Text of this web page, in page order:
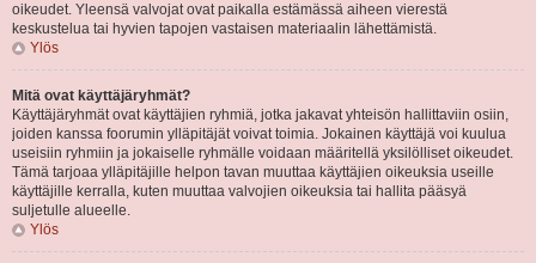
oikeudet. Yleensä valvojat ovat paikalla estämässä aiheen vierestä
keskustelua tai hyvien tapojen vastaisen materiaalin lähettämistä.
Ylös
Mitä ovat käyttäjäryhmät?
Käyttäjäryhmät ovat käyttäjien ryhmiä, jotka jakavat yhteisön hallittaviin osiin,
joiden kanssa foorumin ylläpitäjät voivat toimia. Jokainen käyttäjä voi kuulua
useisiin ryhmiin ja jokaiselle ryhmälle voidaan määritellä yksilölliset oikeudet.
Tämä tarjoaa ylläpitäjille helpon tavan muuttaa käyttäjien oikeuksia useille
käyttäjille kerralla, kuten muuttaa valvojien oikeuksia tai hallita pääsyä
suljetulle alueelle.
Ylös